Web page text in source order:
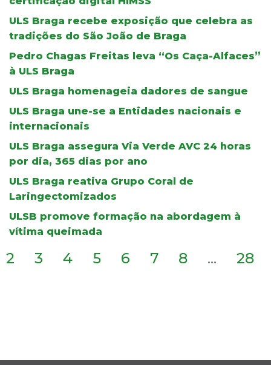
ULS Braga recebe exposição que celebra as
tradições do São João de Braga
Pedro Chagas Freitas leva “Os Caça-Alfaces”
à ULS Braga
ULS Braga homenageia dadores de sangue
ULS Braga une-se a Entidades nacionais e
internacionais
ULS Braga assegura Via Verde AVC 24 horas
por dia, 365 dias por ano
ULS Braga reativa Grupo Coral de
Laringectomizados
ULSB promove formação na abordagem à
vítima queimada
2 3 4 5 6 7 8 ... 28